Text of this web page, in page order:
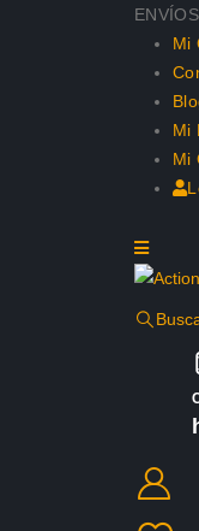
Mi
Mi
Mi